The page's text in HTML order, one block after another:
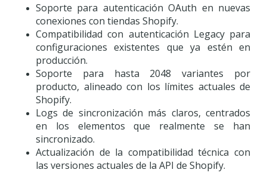
Soporte para autenticación OAuth en nuevas
conexiones con tiendas Shopify.
Compatibilidad con autenticación Legacy para
configuraciones existentes que ya estén en
producción.
Soporte para hasta 2048 variantes por
producto, alineado con los límites actuales de
Shopify.
Logs de sincronización más claros, centrados
en los elementos que realmente se han
sincronizado.
Actualización de la compatibilidad técnica con
las versiones actuales de la API de Shopify.